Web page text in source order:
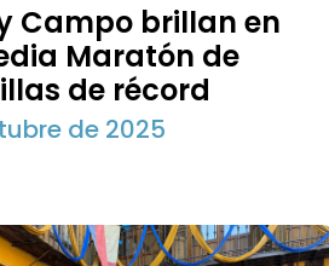
Campo brillan en
Maratón de
de récord
de 2025